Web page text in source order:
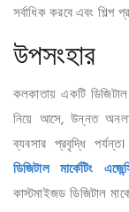
সর্বাধিক করবে এবং শিল্প
উপসংহার
কলকাতায় একটি ডিজিটাল
নিয়ে আসে, উন্নত
ব্যবসার প্রবৃদ্ধি
ডিজিটাল মার্কেটিং
কাস্টমাইজড ডিজিটাল